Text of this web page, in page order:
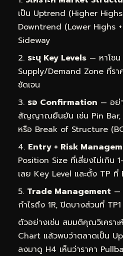
เป็น Uptrend (Higher
Downtrend (Lower Highs
Sideway
ระบุ Key Levels — หาโซ
Supply/Demand Zone ที่รา
ชัดเจน
รอ Confirmation — อย่
สัญญาณยืนยัน เช่น Pin Bar,
หรือ Break of Structure
Entry + Risk
Position Size ที่เสี่ยงไม่เกิน
เลย Key Level และตั้ง TP ที่
Trade Management —
กำไรถึง 1R, ปิดบางส่วนที่
ตัวอย่างเช่น สมมติคุณวิเคราะ
Chart แล้วพบว่าตลาดเป็น
ลงมาดู H4 เห็นว่าราคา